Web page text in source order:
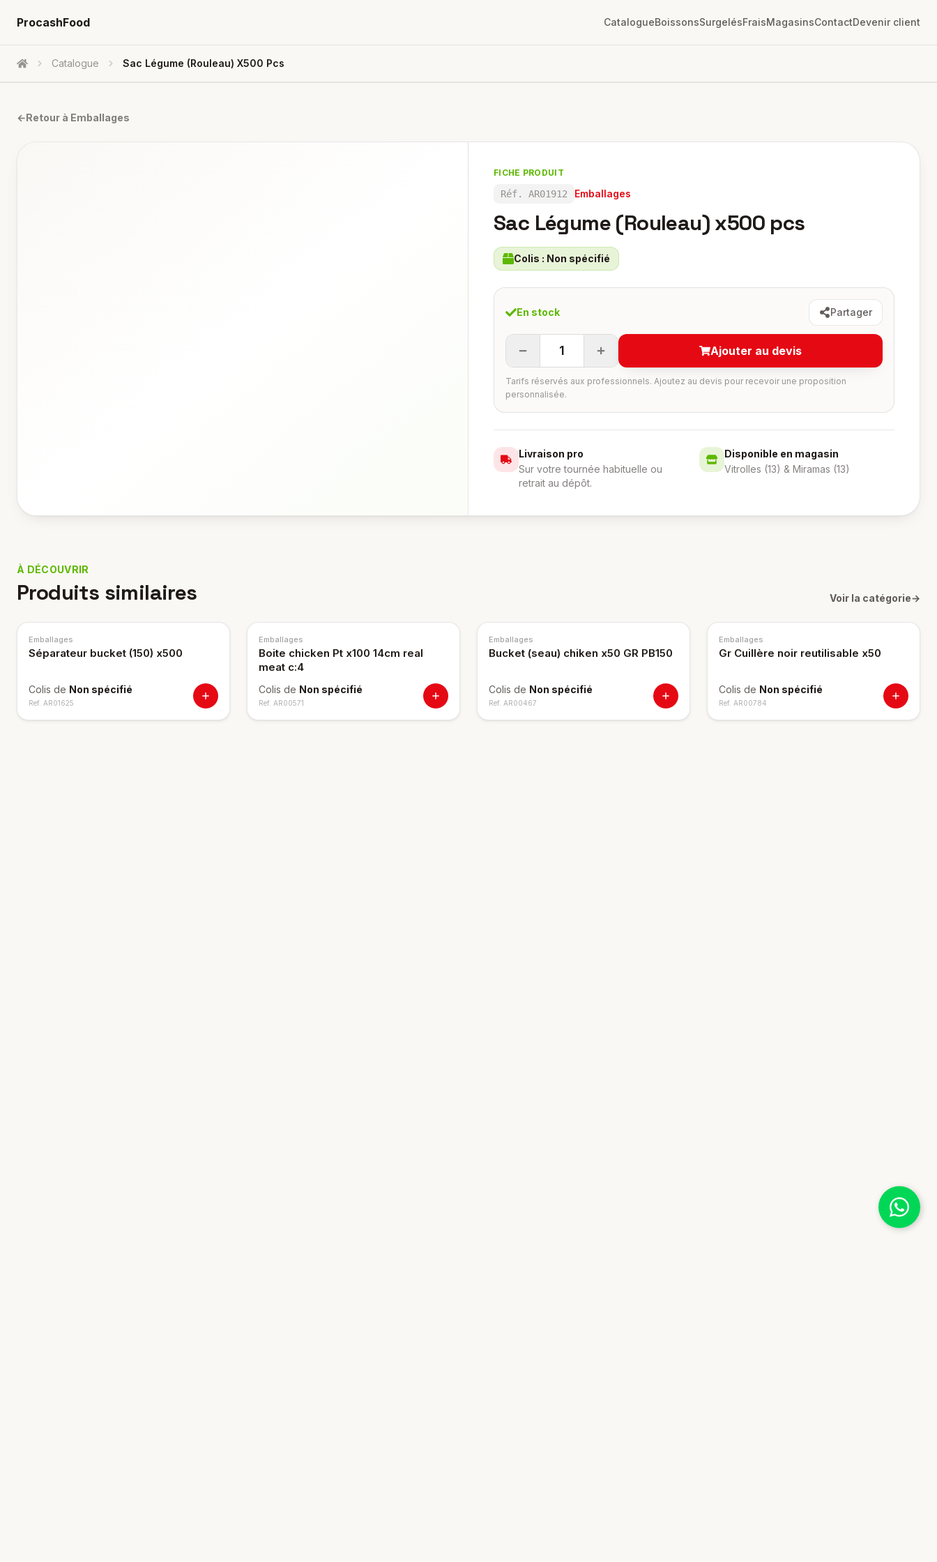
ProcashFood CatalogueBoissonsSurgelésFraisMagasinsContactDevenir client
Accueil Catalogue Sac Légume (Rouleau) X500 Pcs
←Retour à Emballages
FICHE PRODUIT
Réf. AR01912 Emballages
Sac Légume (Rouleau) x500 pcs
Colis : Non spécifié
En stock Partager
1 Ajouter au devis
Tarifs réservés aux professionnels. Ajoutez au devis pour recevoir une proposition
personnalisée.
Livraison pro
Sur votre tournée habituelle ou
retrait au dépôt.
Disponible en magasin
Vitrolles (13) & Miramas (13)
À DÉCOUVRIR
Produits similaires Voir la catégorie→
Emballages
Séparateur bucket (150) x500
Colis de Non spécifié
Ref. AR01625
Emballages
Boite chicken Pt x100 14cm real
meat c:4
Colis de Non spécifié
Ref. AR00571
Emballages
Bucket (seau) chiken x50 GR PB150
Colis de Non spécifié
Ref. AR00467
Emballages
Gr Cuillère noir reutilisable x50
Colis de Non spécifié
Ref. AR00784